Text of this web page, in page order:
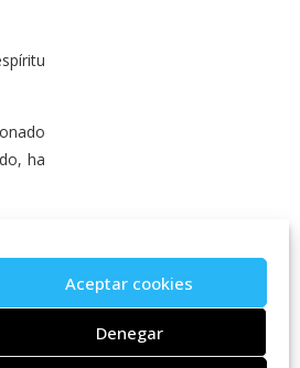
Aceptar cookies
Denegar
ha
Somonte en Dos